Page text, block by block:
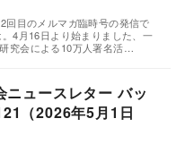
回目のメルマガ臨時号の発信で
4月16日より始まりました、一
究会による10万人署名活…
ニュースレター バッ
（2026年5月1日